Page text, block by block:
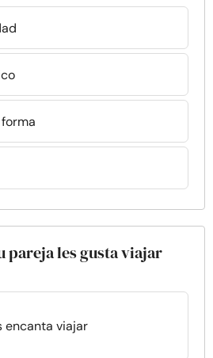
pareja les gusta viajar
encanta viajar